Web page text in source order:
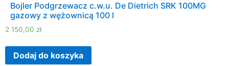
Bojler Podgrzewacz c.w.u. De Dietrich SRK 100MG
gazowy z wężownicą 100 l
2 150,00 zł
Dodaj do koszyka